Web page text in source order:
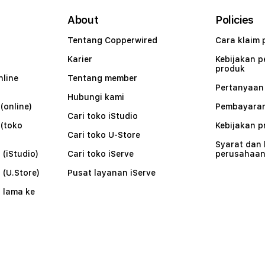
lama ke
About
Tentang Copperwired
Karier
Tentang member
Hubungi kami
Cari toko iStudio
Cari toko U-Store
Cari toko iServe
Pusat layanan iServe
Policies
Cara klaim
Kebijakan
produk
Pertanyaan
Kebijakan
Syarat dan
perusahaan